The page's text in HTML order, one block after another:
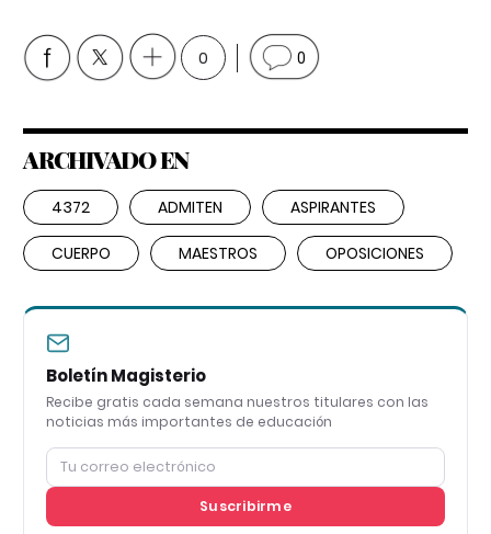
0 0
ARCHIVADO EN
4372 ADMITEN ASPIRANTES
CUERPO MAESTROS OPOSICIONES
Boletín Magisterio
Recibe gratis cada semana nuestros titulares con las
noticias más importantes de educación
Suscribirme